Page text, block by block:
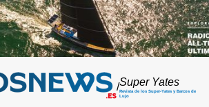
/Super Yates
Revista de los Super-Yates y Barcos de
Lujo